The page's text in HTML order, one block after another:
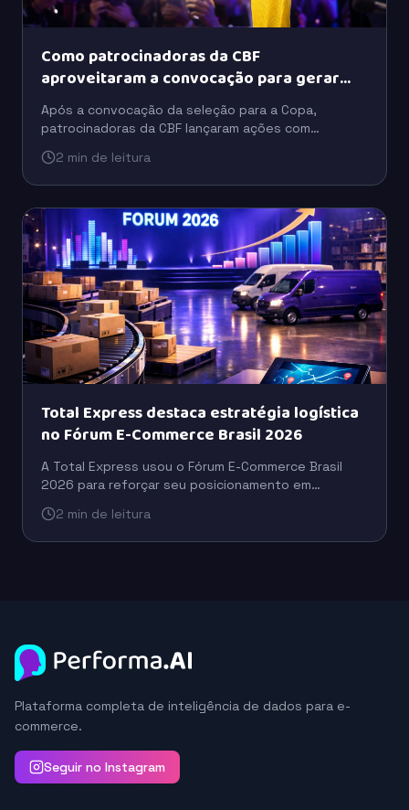
Como patrocinadoras da CBF
aproveitaram a convocação para gerar
buzz
Após a convocação da seleção para a Copa,
patrocinadoras da CBF lançaram ações com
engajamento do público.
2 min de leitura
Total Express destaca estratégia logística
no Fórum E-Commerce Brasil 2026
A Total Express usou o Fórum E-Commerce Brasil
2026 para reforçar seu posicionamento em
escala e suporte ao varejo digital.
2 min de leitura
Plataforma completa de inteligência de dados para e-
commerce.
Seguir no Instagram